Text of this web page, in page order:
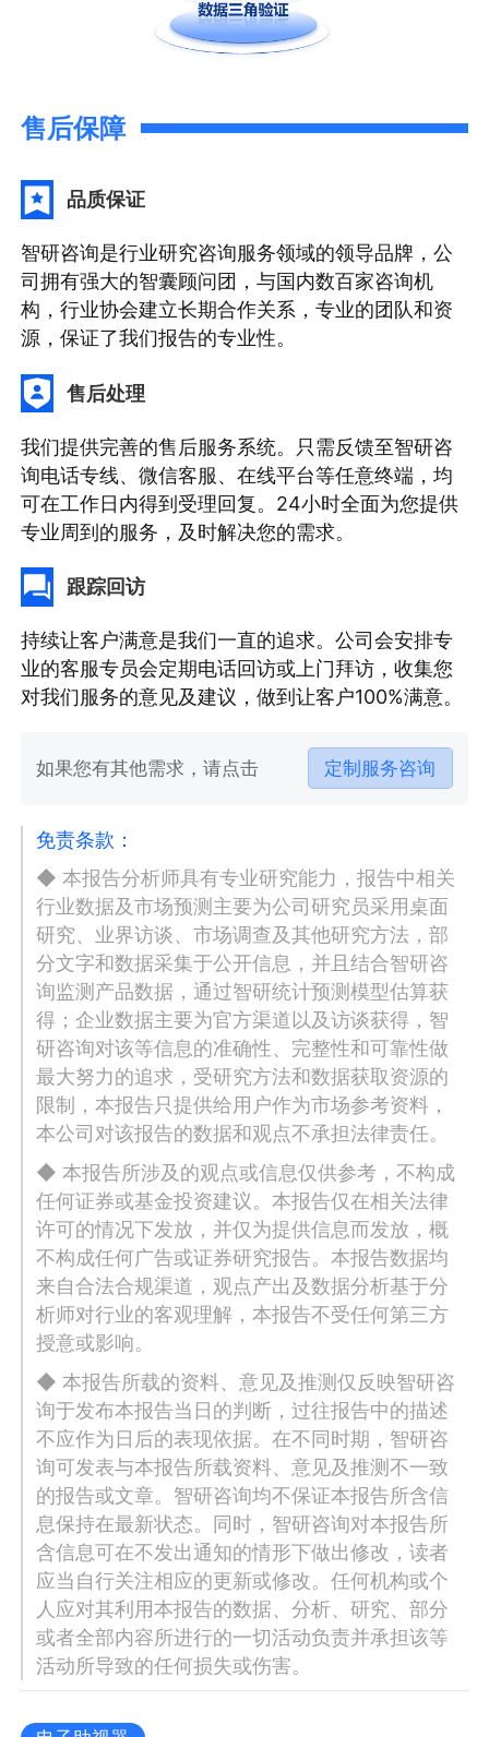
售后保障
品质保证
智研咨询是行业研究咨询服务领域的领导品牌，公
司拥有强大的智囊顾问团，与国内数百家咨询机
构，行业协会建立长期合作关系，专业的团队和资
源，保证了我们报告的专业性。
售后处理
我们提供完善的售后服务系统。只需反馈至智研咨
询电话专线、微信客服、在线平台等任意终端，均
可在工作日内得到受理回复。24小时全面为您提供
专业周到的服务，及时解决您的需求。
跟踪回访
持续让客户满意是我们一直的追求。公司会安排专
业的客服专员会定期电话回访或上门拜访，收集您
对我们服务的意见及建议，做到让客户100%满意。
如果您有其他需求，请点击 定制服务咨询
免责条款：
◆ 本报告分析师具有专业研究能力，报告中相关
行业数据及市场预测主要为公司研究员采用桌面
研究、业界访谈、市场调查及其他研究方法，部
分文字和数据采集于公开信息，并且结合智研咨
询监测产品数据，通过智研统计预测模型估算获
得；企业数据主要为官方渠道以及访谈获得，智
研咨询对该等信息的准确性、完整性和可靠性做
最大努力的追求，受研究方法和数据获取资源的
限制，本报告只提供给用户作为市场参考资料，
本公司对该报告的数据和观点不承担法律责任。
◆ 本报告所涉及的观点或信息仅供参考，不构成
任何证券或基金投资建议。本报告仅在相关法律
许可的情况下发放，并仅为提供信息而发放，概
不构成任何广告或证券研究报告。本报告数据均
来自合法合规渠道，观点产出及数据分析基于分
析师对行业的客观理解，本报告不受任何第三方
授意或影响。
◆ 本报告所载的资料、意见及推测仅反映智研咨
询于发布本报告当日的判断，过往报告中的描述
不应作为日后的表现依据。在不同时期，智研咨
询可发表与本报告所载资料、意见及推测不一致
的报告或文章。智研咨询均不保证本报告所含信
息保持在最新状态。同时，智研咨询对本报告所
含信息可在不发出通知的情形下做出修改，读者
应当自行关注相应的更新或修改。任何机构或个
人应对其利用本报告的数据、分析、研究、部分
或者全部内容所进行的一切活动负责并承担该等
活动所导致的任何损失或伤害。